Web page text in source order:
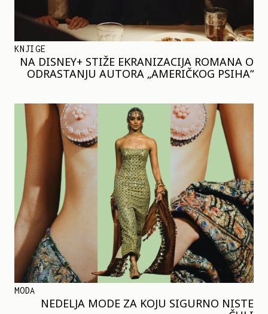
KNJIGE
NA DISNEY+ STIŽE EKRANIZACIJA ROMANA O
ODRASTANJU AUTORA „AMERIČKOG PSIHA“
MODA
NEDELJA MODE ZA KOJU SIGURNO NISTE